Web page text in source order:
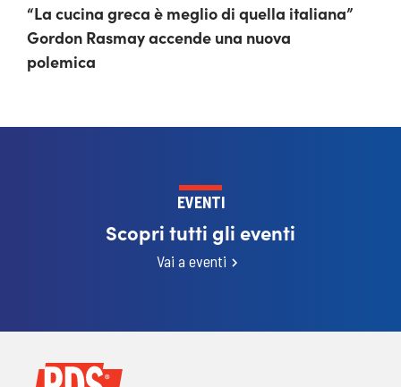
“La cucina greca è meglio di quella italiana”
Gordon Rasmay accende una nuova
polemica
EVENTI
Scopri tutti gli eventi
Vai a eventi